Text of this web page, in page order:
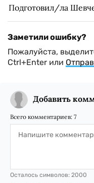
Подготовил/ла
Заметили ошибку?
Пожалуйста,
Ctrl+Enter или
Добавить
Всего комментариев: 7
Осталось символов: 2000